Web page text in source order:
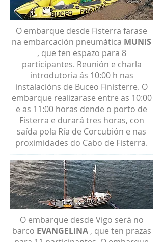
O embarque desde Fisterra farase
na embarcación pneumática MUNIS
, que ten espazo para 8
participantes. Reunión e charla
introdutoria ás 10:00 h nas
instalacións de Buceo Finisterre. O
embarque realizarase entre as 10:00
e as 11:00 horas dende o porto de
Fisterra e durará tres horas, con
saída pola Ría de Corcubión e nas
proximidades do Cabo de Fisterra.
O embarque desde Vigo será no
barco EVANGELINA, que ten prazas